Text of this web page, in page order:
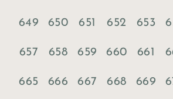
649 650 651 652 653
657 658 659 660 661
665 666 667 668 669